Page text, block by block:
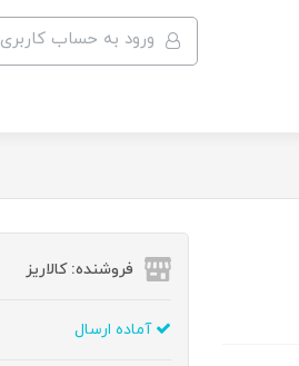
ورود به حساب کاربری
فروشنده: کالاریز
آماده ارسال